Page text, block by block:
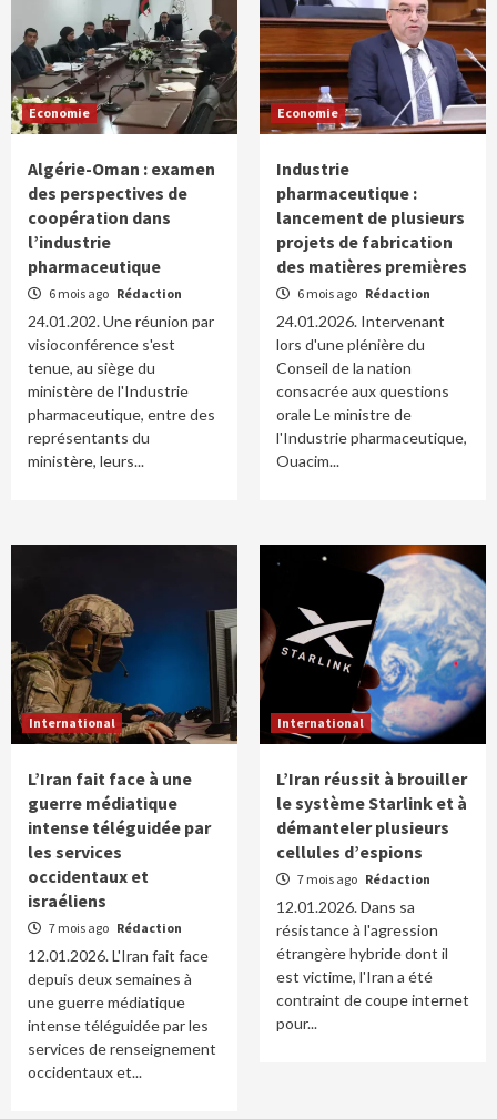
Economie
Algérie-Oman : examen
des perspectives de
coopération dans
l’industrie
pharmaceutique
6 mois ago Rédaction
24.01.202. Une réunion par
visioconférence s'est
tenue, au siège du
ministère de l'Industrie
pharmaceutique, entre des
représentants du
ministère, leurs...
Economie
Industrie
pharmaceutique :
lancement de plusieurs
projets de fabrication
des matières premières
6 mois ago Rédaction
24.01.2026. Intervenant
lors d'une plénière du
Conseil de la nation
consacrée aux questions
orale Le ministre de
l'Industrie pharmaceutique,
Ouacim...
International
L’Iran fait face à une
guerre médiatique
intense téléguidée par
les services
occidentaux et
israéliens
7 mois ago Rédaction
12.01.2026. L'Iran fait face
depuis deux semaines à
une guerre médiatique
intense téléguidée par les
services de renseignement
occidentaux et...
International
L’Iran réussit à brouiller
le système Starlink et à
démanteler plusieurs
cellules d’espions
7 mois ago Rédaction
12.01.2026. Dans sa
résistance à l'agression
étrangère hybride dont il
est victime, l'Iran a été
contraint de coupe internet
pour...